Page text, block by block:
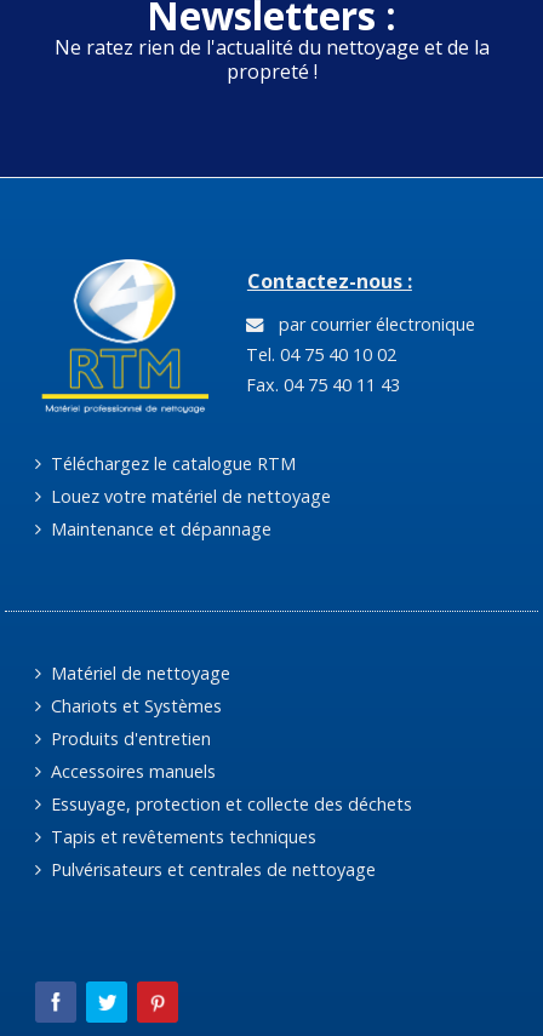
Newsletters :
Ne ratez rien de l'actualité du nettoyage et de la
propreté !
Contactez-nous :
par courrier électronique
Tel. 04 75 40 10 02
Fax. 04 75 40 11 43
Téléchargez le catalogue RTM
Louez votre matériel de nettoyage
Maintenance et dépannage
Matériel de nettoyage
Chariots et Systèmes
Produits d'entretien
Accessoires manuels
Essuyage, protection et collecte des déchets
Tapis et revêtements techniques
Pulvérisateurs et centrales de nettoyage